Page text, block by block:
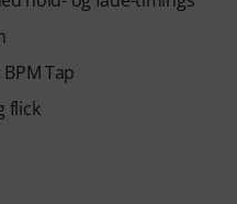
Tap
flick